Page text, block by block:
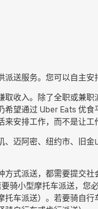
送服务。您可以自主
收入。除了全职或兼
望通过 Uber Eats 优
安排工作，而不是让工
迈阿密、纽约市、旧
式派送，都需要提交
骑小型摩托车派送，
托车派送）。若要骑自行